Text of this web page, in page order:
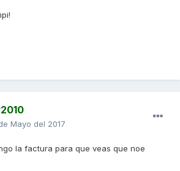
Mayo del 2017
la factura para que veas que noe